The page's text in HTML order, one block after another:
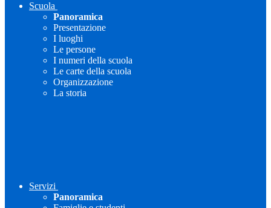
Scuola
Panoramica
Presentazione
I luoghi
Le persone
I numeri della scuola
Le carte della scuola
Organizzazione
La storia
Servizi
Panoramica